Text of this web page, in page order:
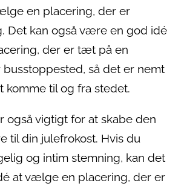
en placering, der er
Det kan også være en god idé
der er tæt på en
så det er nemt
til og fra stedet.
også vigtigt for at skabe den
til din julefrokost. Hvis du
og intim stemning, kan det
at vælge en placering, der er